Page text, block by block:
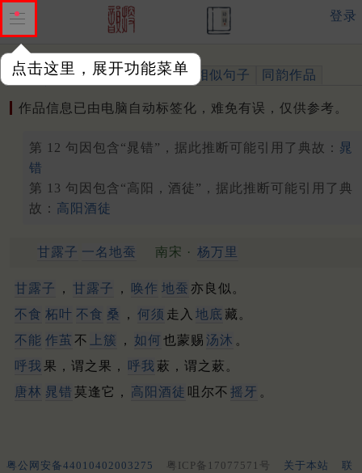
点击这里，展开功能菜单
登录
作品 标注四声 出处、引用 相似句子 同韵作品
作品信息已由电脑自动标签化，难免有误，仅供参考。
第 12 句因包含“晁错”，据此推断可能引用了典故： 晁
错
第 13 句因包含“高阳，酒徒”，据此推断可能引用了典
故： 高阳酒徒
甘露子 一名地蚕 南宋 · 杨万里
甘露子 ， 甘露子 ， 唤作 地蚕 亦良似。
不食 柘叶 不食 桑 ， 何须 走入 地底 藏。
不能 作茧 不 上簇 ， 如何 也蒙赐 汤沐 。
呼我 果，谓之果， 呼我 蔌，谓之蔌。
唐林 晁错 莫逢它， 高阳酒徒 咀尔不 摇牙 。
粤公网安备44010402003275 粤ICP备17077571号 关于本站
联